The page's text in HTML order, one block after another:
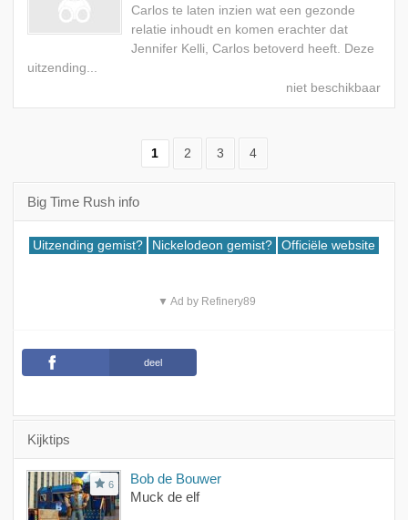
Carlos te laten inzien wat een gezonde
relatie inhoudt en komen erachter dat
Jennifer Kelli, Carlos betoverd heeft. Deze
uitzending...
1 2 3 4
Big Time Rush info
Uitzending gemist? Nickelodeon gemist? Officiële website
▼ Ad by Refinery89
deel
Kijktips
6
Bob de Bouwer
Muck de elf